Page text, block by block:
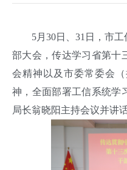
5月30日、31日，市工
部大会，传达学习省第十
会精神以及市委常委会
神，全面部署工信系统学
局长翁晓阳主持会议并讲话